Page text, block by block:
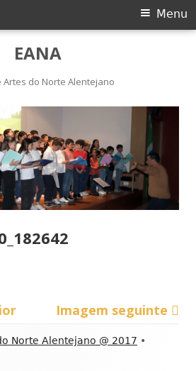
EANA
Artes do Norte Alentejano
Menu
Imagem seguinte
Norte Alentejano @ 2017 •